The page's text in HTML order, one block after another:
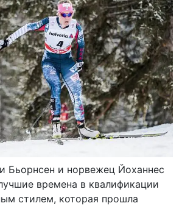
Бьорнсен и норвежец Йоханнес
времена в квалификации
стилем, которая прошла